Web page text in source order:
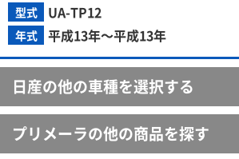
型式 UA-TP12
年式 平成13年～平成13年
日産の他の車種を選択する
プリメーラの他の商品を探す